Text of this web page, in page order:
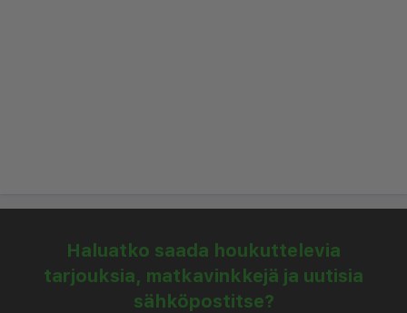
Hotel -sisarhotellin kanssa. Hotellit sijaitsevat
vierekkäin.
Haluatko saada houkuttelevia
tarjouksia, matkavinkkejä ja uutisia
sähköpostitse?